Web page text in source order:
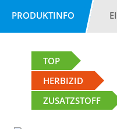
PRODUKTINFO
TOP
HERBIZID
ZUSATZSTOFF